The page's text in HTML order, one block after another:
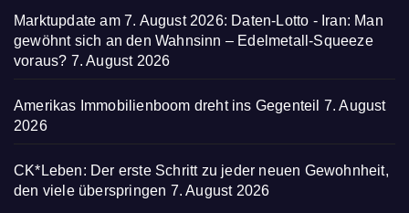
Marktupdate am 7. August 2026: Daten-Lotto - Iran: Man
gewöhnt sich an den Wahnsinn – Edelmetall-Squeeze
voraus? 7. August 2026
Amerikas Immobilienboom dreht ins Gegenteil 7. August
2026
CK*Leben: Der erste Schritt zu jeder neuen Gewohnheit,
den viele überspringen 7. August 2026